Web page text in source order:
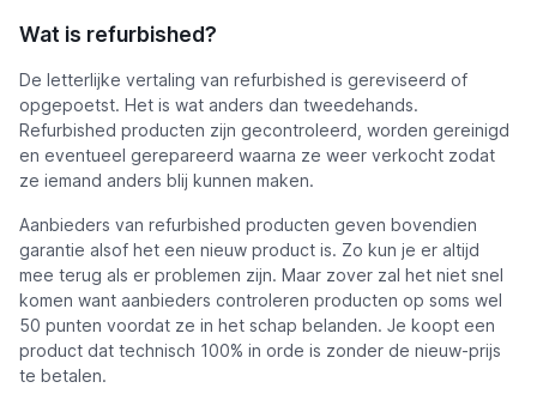
Wat is refurbished?
De letterlijke vertaling van refurbished is gereviseerd of
opgepoetst. Het is wat anders dan tweedehands.
Refurbished producten zijn gecontroleerd, worden gereinigd
en eventueel gerepareerd waarna ze weer verkocht zodat
ze iemand anders blij kunnen maken.
Aanbieders van refurbished producten geven bovendien
garantie alsof het een nieuw product is. Zo kun je er altijd
mee terug als er problemen zijn. Maar zover zal het niet snel
komen want aanbieders controleren producten op soms wel
50 punten voordat ze in het schap belanden. Je koopt een
product dat technisch 100% in orde is zonder de nieuw-prijs
te betalen.